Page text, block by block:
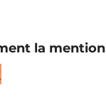
la mention